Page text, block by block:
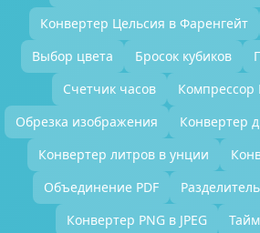
Конвертер Цельсия в Фаренгейт
Выбор цвета
Бросок кубиков
Счетчик часов
Обрезка изображения
Конвертер
Конвертер литров в унции
Объединение PDF
Конвертер PNG в JPEG